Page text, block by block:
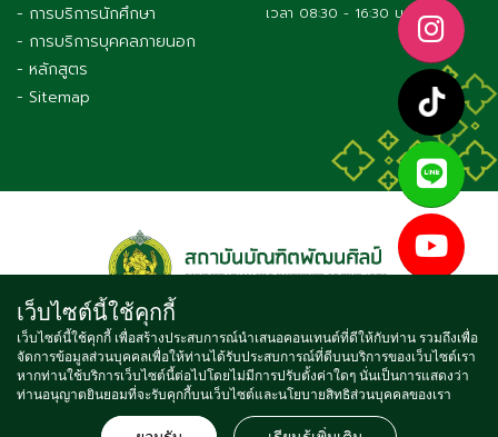
- การบริการนักศึกษา
- การบริการบุคคลภายนอก
- หลักสูตร
- Sitemap
เวลา 08:30 - 16:30 น.
Copyright © 2021 BUNDITPATANASILPA INSTITUTE OF FINE
ARTS, ALL RIGHTS RESERVED
จำนวนผู้เข้าชม ตั้งแต่วันที่ 16 พ.ค. 2564
4 5
เว็บไซต์นี้ใช้คุกกี้
เว็บไซต์นี้ใช้คุกกี้ เพื่อสร้างประสบการณ์นำเสนอคอนเทนต์ที่ดีให้กับท่าน รวมถึงเพื่อ
จัดการข้อมูลส่วนบุคคลเพื่อให้ท่านได้รับประสบการณ์ที่ดีบนบริการของเว็บไซต์เรา
หากท่านใช้บริการเว็บไซต์นี้ต่อไปโดยไม่มีการปรับตั้งค่าใดๆ นั่นเป็นการแสดงว่า
ท่านอนุญาตยินยอมที่จะรับคุกกี้บนเว็บไซต์และนโยบายสิทธิส่วนบุคคลของเรา